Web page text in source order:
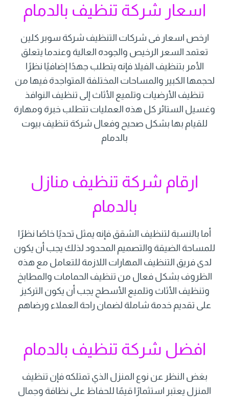
اسعار شركة تنظيف بالدمام
ارخص اسعار فى شركات التنظيف شركة سوبر كلين
تعتمد السعر الرخيص والجوده العالية وعندما يتعلق
الأمر بتنظيف الفيلا فإنه يتطلب جهدًا إضافيًا نظرًا
لحجمها الكبير والمساحات المختلفة المتواجدة فيها من
تنظيف الأرضيات وتلميع الأثاث إلى تنظيف النوافذ
وغسيل الستائر كل هذه العمليات تتطلب خبرة ومهارة
للقيام بها بشكل صحيح وفعال شركة تنظيف بيوت
بالدمام
ارقام شركة تنظيف منازل
بالدمام
أما بالنسبة لتنظيف الشقق فإنه يمثل تحديًا خاصًا نظرًا
للمساحة الضيقة والتصميم المحدود لذلك يجب أن يكون
لدى فريق التنظيف المهارات اللازمة للتعامل مع هذه
الظروف بشكل فعال من تنظيف الحمامات والمطابخ
وتنظيف الأثاث وتلميع الأسطح يجب أن يكون التركيز
على تقديم خدمة شاملة لضمان راحة العملاء ورضاهم
افضل شركة تنظيف بالدمام
بغض النظر عن نوع المنزل الذي تمتلكه فإن تنظيف
المنزل يعتبر استثمارًا قيمًا للحفاظ على نظافة وجمال